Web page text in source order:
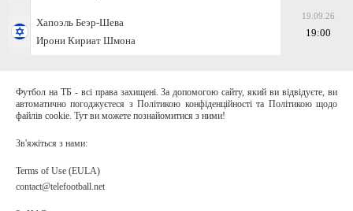
Хапоэль Беэр-Шева
Ирони Кириат Шмона
19.09.26
19:00
Футбол на ТБ - всі права захищені. За допомогою сайту, який ви відвідуєте, ви
автоматично погоджуєтеся з Політикою конфіденційності та Політикою щодо
файлів cookie. Тут ви можете познайомитися з ними!
Зв'яжіться з нами:
Terms of Use (EULA)
contact@telefootball.net